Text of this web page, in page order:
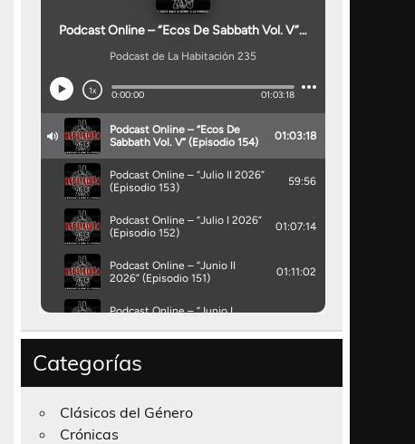
Categorías
Clásicos del Género
Crónicas